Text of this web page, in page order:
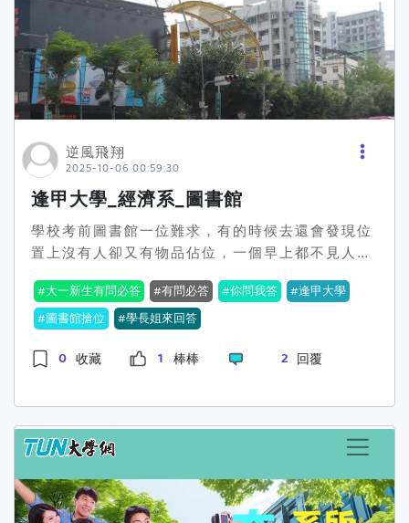
負擔賠償義務及相關責任。四、參加者同意因本活
動所提供之肖像、文章或影音等資料，無償、非專
屬、不限期間、適用範圍及使用方式授權主辦單位
於其經營之1111人力銀行網站
（www.1111.com.tw）及其所屬子網(包含以1111
人力銀行經營之全部網站)所使用，並包括但不限
於發表於各類戶外看板、平面、網路、廣播、內外
部宣傳品及新聞稿等媒體。並包括但不限於發表或
轉載於各類合作網站。五、發文圖片需為作者本人
或經授權發表，不得翻拍、剽竊或抄襲。六、通過
審核的文章，將於7月15日後開始以官方LINE帳號
方式通知會員審核通過文章數，以及發送勞務報酬
通知您補件，然後統一發放所有獎金喔！七、依中
華民國稅法規定，得獎者若為中華民國境內居住的
者，需繳交身分證正反面影本供報稅使用，年度報
20,000元以上者，得獎者依法需先繳交10％機會
中獎稅金，始可領獎。得獎者若非中華民國境內居
住的個人(即在中華民國境內居住未達183日者)，
機會中獎稅金，始可領獎。得獎者若為未成年人
(即未滿20歲)者，應檢附戶籍謄本並提出法定代理
逆風飛翔
2025-10-06 00:59:30
逢甲大學_經濟系_圖書館
學校考前圖書館一位難求，有的時候去還會發現位
置上沒有人卻又有物品佔位，一個早上都不見人
是搶位的訣竅？
大一新生有問必答 有問必答 你問我答
逢甲大學
圖書館搶位
學長姐來回答
0 收藏 1 棒棒 2 回覆